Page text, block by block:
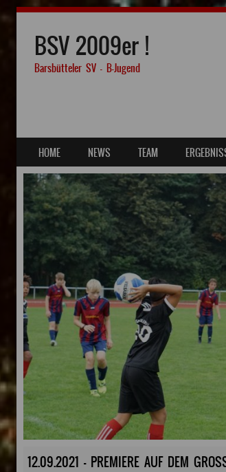
BSV 2009er !
Barsbütteler SV – B-Jugend
MENU
SKIP TO CONTENT
HOME NEWS TEAM
12.09.2021 - PREMIERE AUF DEM